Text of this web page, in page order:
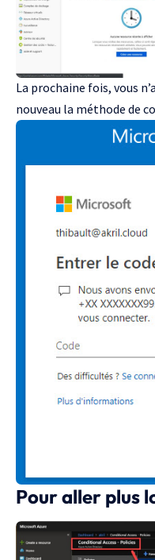
La prochaine fois, vous
nouveau la méthode de
Pour aller plus